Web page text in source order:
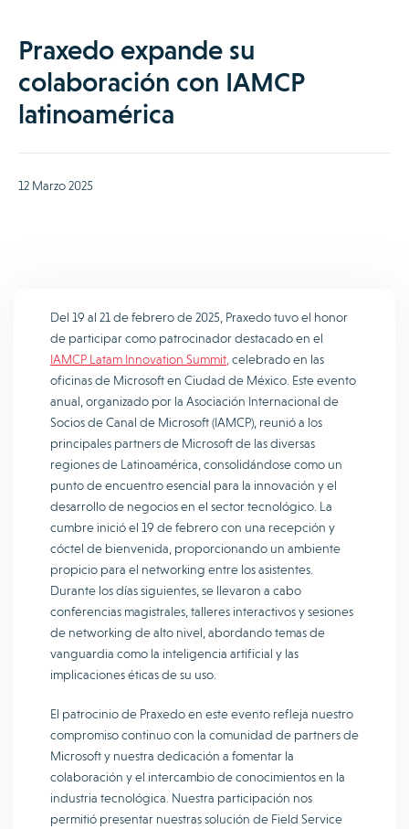
Praxedo expande su
colaboración con IAMCP
latinoamérica
12 Marzo 2025
Del 19 al 21 de febrero de 2025, Praxedo tuvo el honor
de participar como patrocinador destacado en el
IAMCP Latam Innovation Summit, celebrado en las
oficinas de Microsoft en Ciudad de México. Este evento
anual, organizado por la Asociación Internacional de
Socios de Canal de Microsoft (IAMCP), reunió a los
principales partners de Microsoft de las diversas
regiones de Latinoamérica, consolidándose como un
punto de encuentro esencial para la innovación y el
desarrollo de negocios en el sector tecnológico. La
cumbre inició el 19 de febrero con una recepción y
cóctel de bienvenida, proporcionando un ambiente
propicio para el networking entre los asistentes.
Durante los días siguientes, se llevaron a cabo
conferencias magistrales, talleres interactivos y sesiones
de networking de alto nivel, abordando temas de
vanguardia como la inteligencia artificial y las
implicaciones éticas de su uso.
El patrocinio de Praxedo en este evento refleja nuestro
compromiso continuo con la comunidad de partners de
Microsoft y nuestra dedicación a fomentar la
colaboración y el intercambio de conocimientos en la
industria tecnológica. Nuestra participación nos
permitió presentar nuestras solución de Field Service